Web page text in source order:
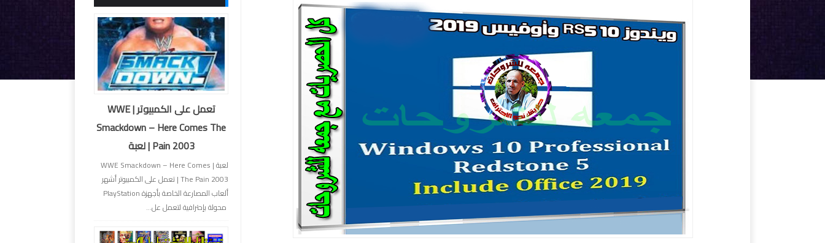
تعمل على الكمبيوتر | WWE
Smackdown – Here Comes The
Pain 2003 | لعبة
لعبة | WWE Smackdown – Here Comes
The Pain 2003 | تعمل على الكمبيوتر أشهر
ألعاب المصارعة الخاصة بأجهزة PlayStation
محولة بإحترافية لتعمل عل...